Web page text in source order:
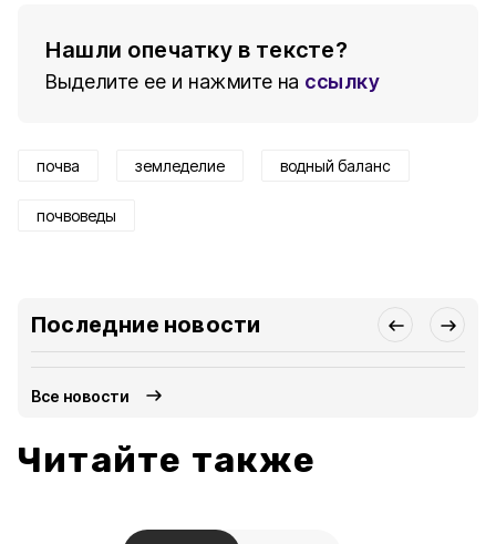
Нашли опечатку в тексте?
Выделите ее и нажмите на ссылку
почва земледелие водный баланс
почвоведы
Последние новости
Все новости
Читайте также